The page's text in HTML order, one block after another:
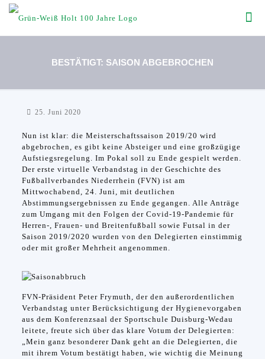
BESTÄTIGT: SAISON ABGEBROCHEN
25. Juni 2020
Nun ist klar: die Meisterschaftssaison 2019/20 wird
abgebrochen, es gibt keine Absteiger und eine großzügige
Aufstiegsregelung. Im Pokal soll zu Ende gespielt werden.
Der erste virtuelle Verbandstag in der Geschichte des
Fußballverbandes Niederrhein (FVN) ist am
Mittwochabend, 24. Juni, mit deutlichen
Abstimmungsergebnissen zu Ende gegangen. Alle Anträge
zum Umgang mit den Folgen der Covid-19-Pandemie für
Herren-, Frauen- und Breitenfußball sowie Futsal in der
Saison 2019/2020 wurden von den Delegierten einstimmig
oder mit großer Mehrheit angenommen.
FVN-Präsident Peter Frymuth, der den außerordentlichen
Verbandstag unter Berücksichtigung der Hygienevorgaben
aus dem Konferenzsaal der Sportschule Duisburg-Wedau
leitete, freute sich über das klare Votum der Delegierten:
„Mein ganz besonderer Dank geht an die Delegierten, die
mit ihrem Votum bestätigt haben, wie wichtig die Meinung